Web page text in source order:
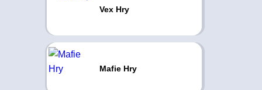
Vex Hry
Mafie Hry